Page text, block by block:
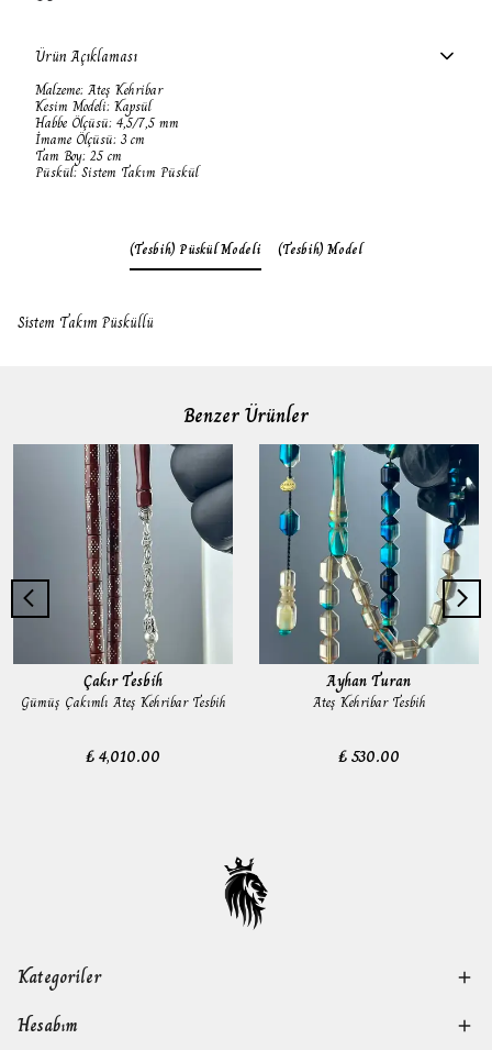
Ürün Açıklaması
Malzeme: Ateş Kehribar
Kesim Modeli: Kapsül
Habbe Ölçüsü: 4,5/7,5 mm
İmame Ölçüsü: 3 cm
Tam Boy: 25 cm
Püskül: Sistem Takım Püskül
(Tesbih) Püskül Modeli (Tesbih) Model
Sistem Takım Püsküllü
Benzer Ürünler
Çakır Tesbih
Gümüş Çakımlı Ateş Kehribar Tesbih
₺ 4,010.00
Ayhan Turan
Ateş Kehribar Tesbih
₺ 530.00
Kategoriler
Hesabım